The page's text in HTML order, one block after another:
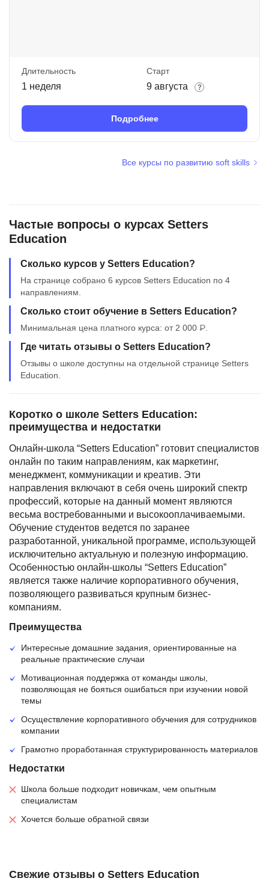
Длительность
1 неделя
Старт
9 августа
Подробнее
Все курсы по развитию soft skills
Частые вопросы о курсах Setters
Education
Сколько курсов у Setters Education?
На странице собрано 6 курсов Setters Education по 4
направлениям.
Сколько стоит обучение в Setters Education?
Минимальная цена платного курса: от 2 000 ₽.
Где читать отзывы о Setters Education?
Отзывы о школе доступны на отдельной странице Setters
Education.
Коротко о школе Setters Education:
преимущества и недостатки
Онлайн-школа “Setters Education” готовит специалистов
онлайн по таким направлениям, как маркетинг,
менеджмент, коммуникации и креатив. Эти
направления включают в себя очень широкий спектр
профессий, которые на данный момент являются
весьма востребованными и высокооплачиваемыми.
Обучение студентов ведется по заранее
разработанной, уникальной программе, использующей
исключительно актуальную и полезную информацию.
Особенностью онлайн-школы “Setters Education”
является также наличие корпоративного обучения,
позволяющего развиваться крупным бизнес-
компаниям.
Преимущества
Интересные домашние задания, ориентированные на
реальные практические случаи
Мотивационная поддержка от команды школы,
позволяющая не бояться ошибаться при изучении новой
темы
Осуществление корпоративного обучения для сотрудников
компании
Грамотно проработанная структурированность материалов
Недостатки
Школа больше подходит новичкам, чем опытным
специалистам
Хочется больше обратной связи
Свежие отзывы о Setters Education